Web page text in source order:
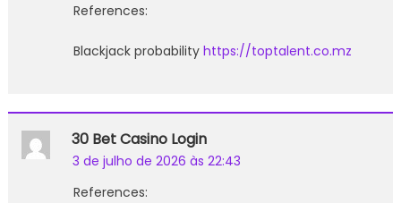
References:
Blackjack probability https://toptalent.co.mz
30 Bet Casino Login
3 de julho de 2026 às 22:43
References: